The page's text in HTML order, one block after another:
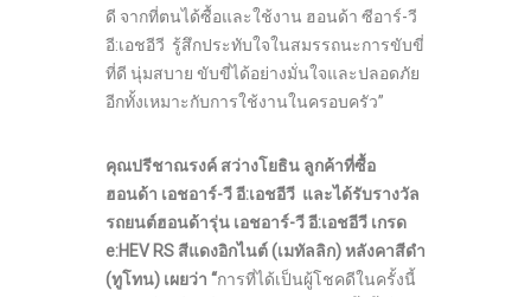
ดี จากที่ตนได้ซื้อและใช้งาน ฮอนด้า ซีอาร์-วี
อี:เอชอีวี รู้สึกประทับใจในสมรรถนะการขับขี่
ที่ดี นุ่มสบาย ขับขี่ได้อย่างมั่นใจและปลอดภัย
อีกทั้งเหมาะกับการใช้งานในครอบครัว”
คุณปรีชาณรงค์ สว่างโยธิน ลูกค้าที่ซื้อ
ฮอนด้า เอชอาร์-วี อี:เอชอีวี และได้รับรางวัล
รถยนต์ฮอนด้ารุ่น เอชอาร์-วี อี:เอชอีวี เกรด
e:HEV RS สีแดงอิกไนต์ (เมทัลลิก) หลังคาสีดำ
(ทูโทน) เผยว่า “การที่ได้เป็นผู้โชคดีในครั้งนี้